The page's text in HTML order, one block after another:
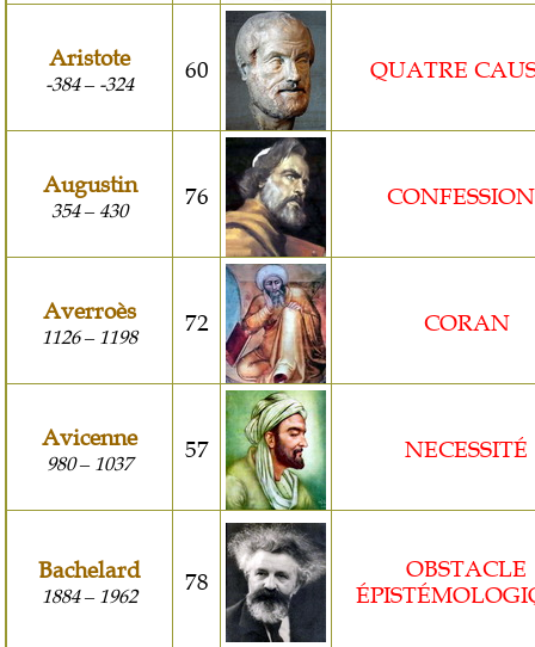
Aristote
-384– -324 60 QUATRE
Augustin
354– 430 76
Averroès
1126– 1198 72 CORAN
Avicenne
980– 1037 57 NECESSITÉ
Bachelard
1884– 1962 78
OBSTACLE